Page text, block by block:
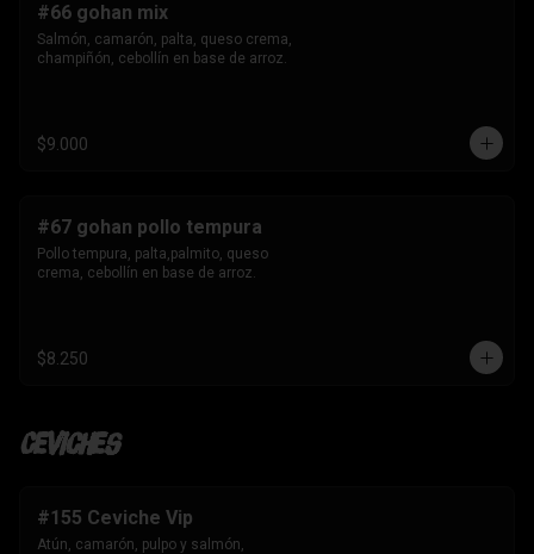
#66 gohan mix
Salmón, camarón, palta, queso crema,
champiñón, cebollín en base de arroz.
$9.000
#67 gohan pollo tempura
Pollo tempura, palta,palmito, queso
crema, cebollín en base de arroz.
$8.250
Ceviches
#155 Ceviche Vip
Atún, camarón, pulpo y salmón,